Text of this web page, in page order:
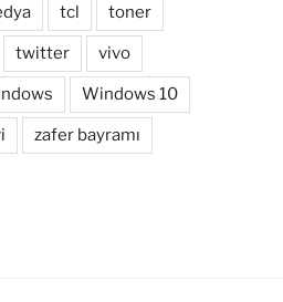
tcl toner
twitter vivo
Windows 10
zafer bayramı